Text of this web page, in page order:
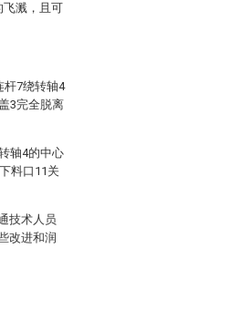
飞溅，且可
杆7绕转轴4
3完全脱离
轴4的中心
料口11关
技术人员
改进和润